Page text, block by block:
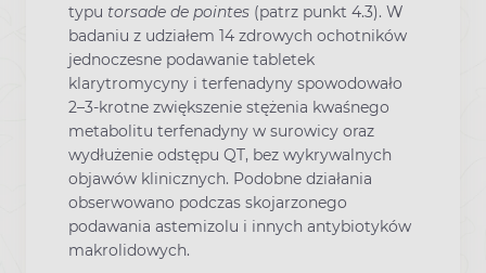
typu torsade de pointes (patrz punkt 4.3). W
badaniu z udziałem 14 zdrowych ochotników
jednoczesne podawanie tabletek
klarytromycyny i terfenadyny spowodowało
2–3-krotne zwiększenie stężenia kwaśnego
metabolitu terfenadyny w surowicy oraz
wydłużenie odstępu QT, bez wykrywalnych
objawów klinicznych. Podobne działania
obserwowano podczas skojarzonego
podawania astemizolu i innych antybiotyków
makrolidowych.